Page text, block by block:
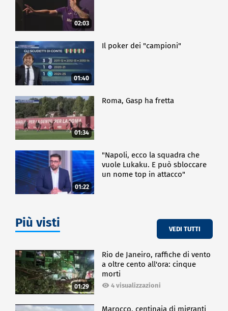
02:03
01:40
Il poker dei "campioni"
01:34
Roma, Gasp ha fretta
01:22
"Napoli, ecco la squadra che
vuole Lukaku. E può sbloccare
un nome top in attacco"
Più visti VEDI TUTTI
01:29
Rio de Janeiro, raffiche di vento
a oltre cento all'ora: cinque
morti
4 visualizzazioni
Marocco, centinaia di migranti